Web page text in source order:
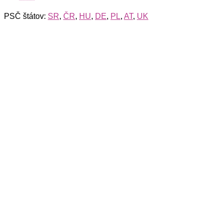
PSČ štátov: SR, ČR, HU, DE, PL, AT, UK